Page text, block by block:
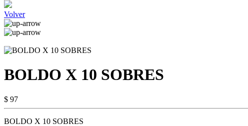
Volver
BOLDO X 10 SOBRES
$ 97
BOLDO X 10 SOBRES